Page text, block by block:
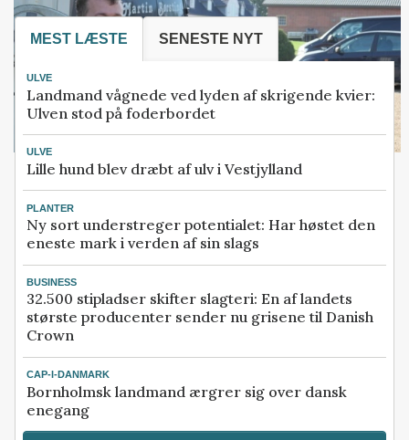
MEST LÆSTE SENESTE NYT
ULVE
Landmand vågnede ved lyden af skrigende kvier:
Ulven stod på foderbordet
ULVE
Lille hund blev dræbt af ulv i Vestjylland
PLANTER
Ny sort understreger potentialet: Har høstet den
eneste mark i verden af sin slags
BUSINESS
32.500 stipladser skifter slagteri: En af landets
største producenter sender nu grisene til Danish
Crown
CAP-I-DANMARK
Bornholmsk landmand ærgrer sig over dansk
enegang